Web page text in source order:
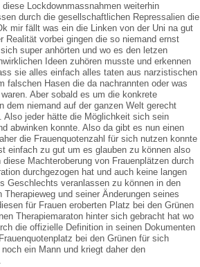
Lockdownmassnahmen weiterhin
durch die gesellschaftlichen Repressalien die
mir fällt was ein die Linken von der Uni na gut
Realität vorbei gingen die so niemand ernst
super anhörten und wo es den letzen
Ideen zuhören musste und erkennen
sie alles einfach alles taten aus narzistischen
falschen Hasen die da nachrannten oder was
Aber sobald es um die konkrete
dem niemand auf der ganzen Welt gerecht
Also jeder hätte die Möglichkeit sich sein
abwinken konnte. Also da gibt es nun einen
die Frauenquotenzahl für sich nutzen konnte
einfach zu gut um es glauben zu können also
Machteroberung von Frauenplätzen durch
durchgezogen hat und auch keine langen
Geschlechts veranlassen zu können in den
und seiner Änderungen seines
für Frauen eroberten Platz bei den Grünen
Therapiemaraton hinter sich gebracht hat wo
die offizielle Definition in seinen Dokumenten
bei den Grünen für sich
ein Mann und kriegt daher den